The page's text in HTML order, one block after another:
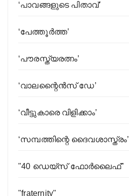
‘പാവങ്ങളുടെ പിതാവ്’
‘പേത്തൂര്‍ത്ത’
‘പൗരസ്ത്യരത്നം’
‘വാലന്റൈന്‍സ്‌ ഡേ’
‘വീട്ടുകാരെ വിളിക്കാം’
‘സമ്പത്തിന്റെ ദൈവശാസ്ത്രം’
"40 ഡെയ്സ് ഫോര്‍ലൈഫ്"
"fraternity"